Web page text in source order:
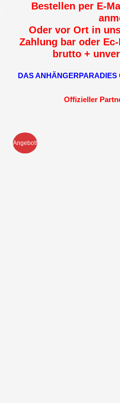
Bestellen per E-
Oder vor Ort in
Zahlung bar oder
brutto +
DAS
Offizieller
Angebot!